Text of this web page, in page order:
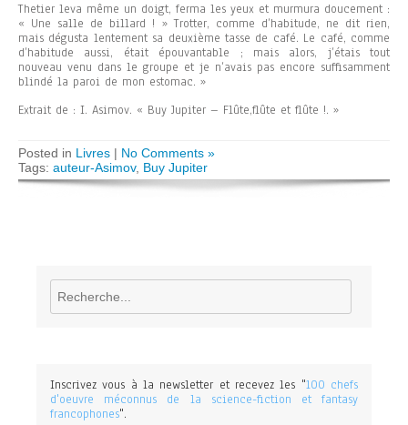
Thetier leva même un doigt, ferma les yeux et murmura doucement :
« Une salle de billard ! » Trotter, comme d’habitude, ne dit rien,
mais dégusta lentement sa deuxième tasse de café. Le café, comme
d’habitude aussi, était épouvantable ; mais alors, j’étais tout
nouveau venu dans le groupe et je n’avais pas encore suffisamment
blindé la paroi de mon estomac. »
Extrait de : I. Asimov. « Buy Jupiter – Flûte,flûte et flûte !. »
Posted in Livres | No Comments »
Tags: auteur-Asimov, Buy Jupiter
Rechercher
Inscrivez vous à la newsletter et recevez les "100 chefs
d'oeuvre méconnus de la science-fiction et fantasy
francophones".